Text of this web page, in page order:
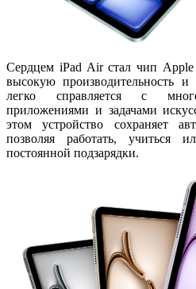
Сердцем iPad Air стал чип
высокую производительность
легко справляется с
приложениями и задачами
этом устройство сохраняет
позволяя работать, учиться
постоянной подзарядки.